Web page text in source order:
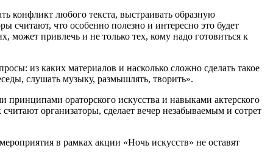
конфликт любого текста, выстраивать образную
считают, что особенно полезно и интересно это будет
может привлечь и не только тех, кому надо готовиться к
из каких материалов и насколько сложно сделать такое
слушать музыку, размышлять, творить».
ораторского искусства и навыками актерского
организаторы, сделает вечер незабываемым и сотрет
в рамках акции «Ночь искусств» не оставят